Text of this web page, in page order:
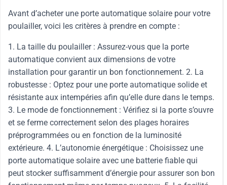
Avant d’acheter une porte automatique solaire pour votre
poulailler, voici les critères à prendre en compte :
1. La taille du poulailler : Assurez-vous que la porte
automatique convient aux dimensions de votre
installation pour garantir un bon fonctionnement. 2. La
robustesse : Optez pour une porte automatique solide et
résistante aux intempéries afin qu’elle dure dans le temps.
3. Le mode de fonctionnement : Vérifiez si la porte s’ouvre
et se ferme correctement selon des plages horaires
préprogrammées ou en fonction de la luminosité
extérieure. 4. L’autonomie énergétique : Choisissez une
porte automatique solaire avec une batterie fiable qui
peut stocker suffisamment d’énergie pour assurer son bon